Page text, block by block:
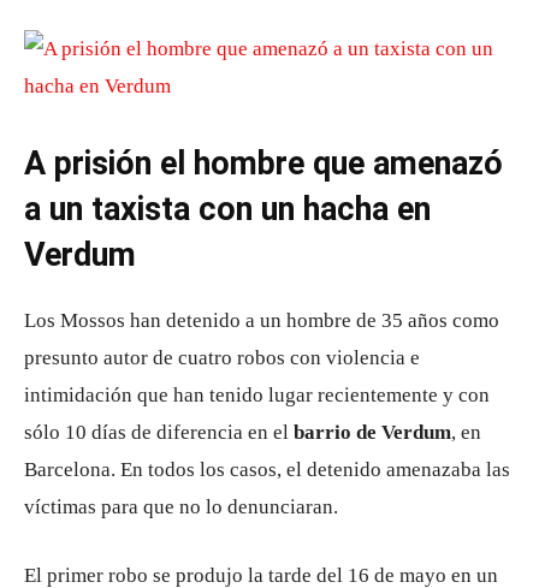
A prisión el hombre que amenazó
a un taxista con un hacha en
Verdum
Los Mossos han detenido a un hombre de 35 años como
presunto autor de cuatro robos con violencia e
intimidación que han tenido lugar recientemente y con
sólo 10 días de diferencia en el barrio de Verdum, en
Barcelona. En todos los casos, el detenido amenazaba las
víctimas para que no lo denunciaran.
El primer robo se produjo la tarde del 16 de mayo en un